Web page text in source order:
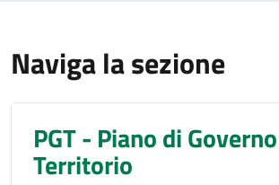
Naviga la sezione
PGT - Piano di
Territorio